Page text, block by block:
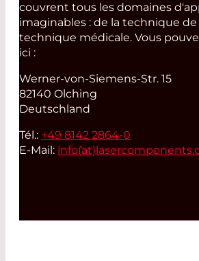
couvrent tous les domaines
imaginables : de la technique
technique médicale. Vous
ici :
Werner-von-Siemens-Str. 15
82140 Olching
Deutschland
Tél.: +49 8142 2864-0
E-Mail: info(at)